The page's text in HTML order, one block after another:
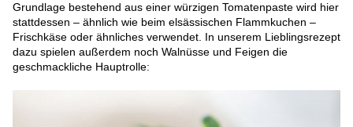
Grundlage bestehend aus einer würzigen Tomatenpaste wird hier
stattdessen – ähnlich wie beim elsässischen Flammkuchen –
Frischkäse oder ähnliches verwendet. In unserem Lieblingsrezept
dazu spielen außerdem noch Walnüsse und Feigen die
geschmackliche Hauptrolle: